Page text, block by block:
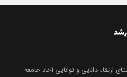
ارتقاء دانایی و توانایی آحاد جامعه